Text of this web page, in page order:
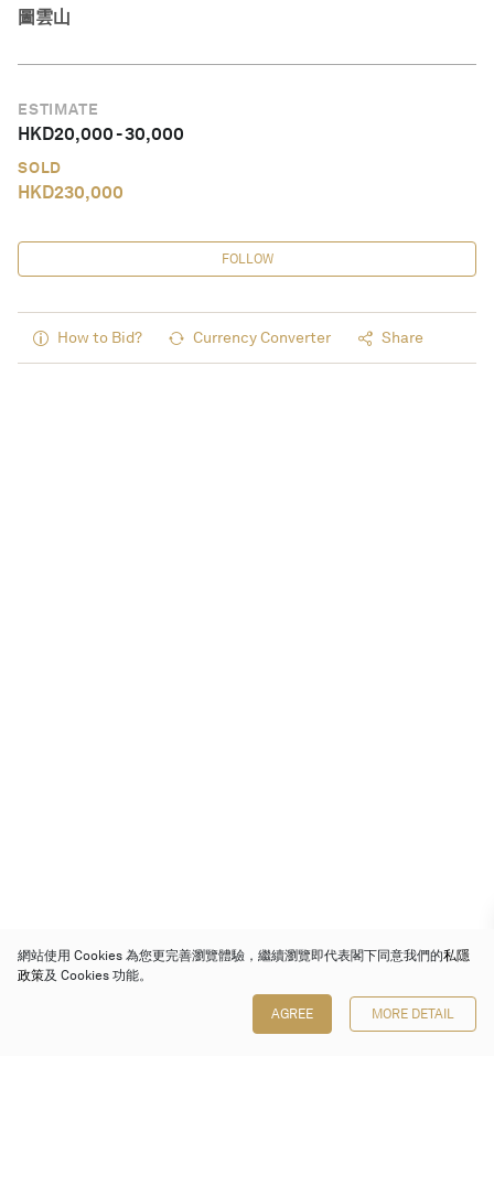
圖雲山
ESTIMATE
HKD20,000-30,000
SOLD
HKD230,000
FOLLOW
How to Bid? Currency Converter Share
網站使用 Cookies 為您更完善瀏覽體驗，繼續瀏覽即代表閣下同意我們的私隱
政策及 Cookies 功能。
AGREE MORE DETAIL